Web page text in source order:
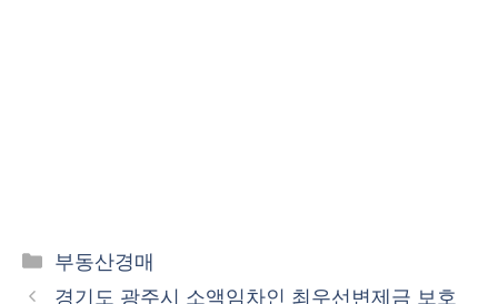
카
테
부동산경매
경기도 광주시 소액임차인 최우선변제금 보호